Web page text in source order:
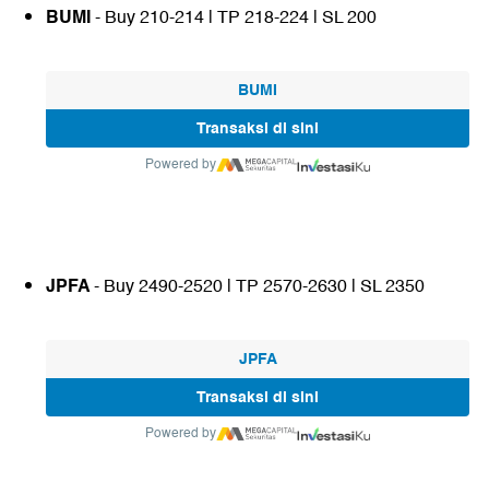
BUMI- Buy 210-214 | TP 218-224 | SL 200
BUMI
Transaksi di sini
Powered by
JPFA- Buy 2490-2520 | TP 2570-2630 | SL 2350
JPFA
Transaksi di sini
Powered by